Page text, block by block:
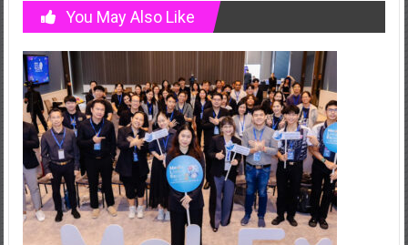
You May Also Like